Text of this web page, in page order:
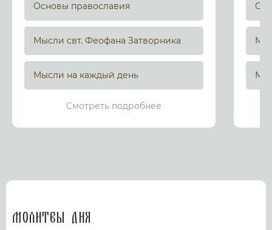
Основы православия
Мысли свт. Феофана Затворника
Мысли на каждый день
Смотреть подробнее
Молитвы дня